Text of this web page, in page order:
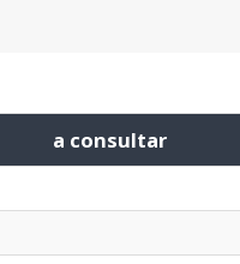
a consultar